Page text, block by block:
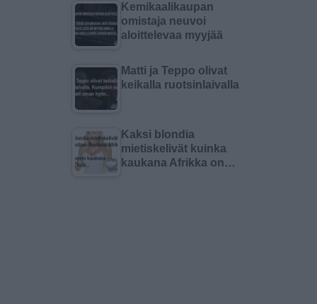
Kemikaalikaupan
omistaja neuvoi
aloittelevaa myyjää
Matti ja Teppo olivat
keikalla ruotsinlaivalla
Kaksi blondia
mietiskelivät kuinka
kaukana Afrikka on…